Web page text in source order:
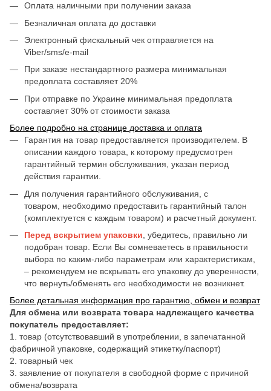
Оплата наличными при получении заказа
Безналичная оплата до доставки
Электронный фискальный чек отправляется на
Viber/sms/e-mail
При заказе нестандартного размера минимальная
предоплата составляет 20%
При отправке по Украине минимальная предоплата
составляет 30% от стоимости заказа
Более подробно на странице доставка и оплата
Гарантия на товар предоставляется производителем. В
описании каждого товара, к которому предусмотрен
гарантийный термин обслуживания, указан период
действия гарантии.
Для получения гарантийного обслуживания, с
товаром, необходимо предоставить гарантийный талон
(комплектуется с каждым товаром) и расчетный документ.
Перед вскрытием упаковки , убедитесь, правильно ли
подобран товар. Если Вы сомневаетесь в правильности
выбора по каким-либо параметрам или характеристикам,
– рекомендуем не вскрывать его упаковку до уверенности,
что вернуть/обменять его необходимости не возникнет.
Более детальная информация про гарантию, обмен и возврат
Для обмена или возврата товара надлежащего качества
покупатель предоставляет:
1. товар (отсутствовавший в употреблении, в запечатанной
фабричной упаковке, содержащий этикетку/паспорт)
2. товарный чек
3. заявление от покупателя в свободной форме с причиной
обмена/возврата